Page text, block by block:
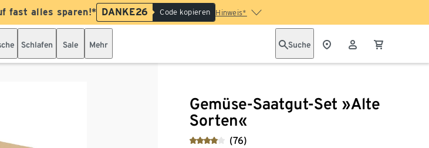
fast alles sparen!* DANKE26 Code kopieren Hinweis*
Schlafen Sale Mehr Suche
Gemüse-Saatgut-Set »Alte
Sorten«
(76)